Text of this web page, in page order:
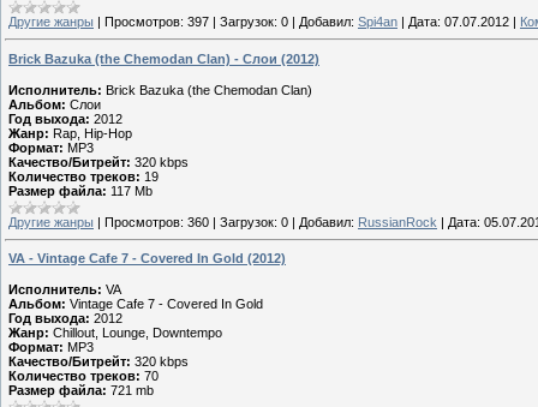
Другие жанры | Просмотров: 397 | Загрузок: 0 | Добавил: Spi4an | Дата: 07.07.2012 |
Brick Bazuka (the Chemodan Clan) - Слои (2012)
Исполнитель: Brick Bazuka (the Chemodan Clan)
Альбом: Слои
Год выхода: 2012
Жанр: Rap, Hip-Hop
Формат: MP3
Качество/Битрейт: 320 kbps
Количество треков: 19
Размер файла: 117 Mb
Другие жанры | Просмотров: 360 | Загрузок: 0 | Добавил: RussianRock | Дата:
VA - Vintage Cafe 7 - Covered In Gold (2012)
Исполнитель: VA
Альбом: Vintage Cafe 7 - Covered In Gold
Год выхода: 2012
Жанр: Chillout, Lounge, Downtempo
Формат: MP3
Качество/Битрейт: 320 kbps
Количество треков: 70
Размер файла: 721 mb